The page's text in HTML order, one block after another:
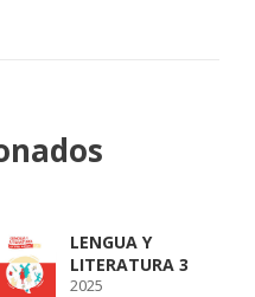
LENGUA Y
LITERATURA 3
2025